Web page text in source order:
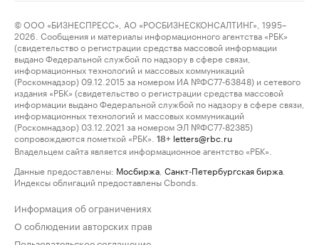
© ООО «БИЗНЕСПРЕСС», АО «РОСБИЗНЕСКОНСАЛТИНГ», 1995–
2026. Сообщения и материалы информационного агентства «РБК»
(свидетельство о регистрации средства массовой информации
выдано Федеральной службой по надзору в сфере связи,
информационных технологий и массовых коммуникаций
(Роскомнадзор) 09.12.2015 за номером ИА №ФС77-63848) и сетевого
издания «РБК» (свидетельство о регистрации средства массовой
информации выдано Федеральной службой по надзору в сфере связи,
информационных технологий и массовых коммуникаций
(Роскомнадзор) 03.12.2021 за номером ЭЛ №ФС77-82385)
сопровождаются пометкой «РБК».
18+ letters@rbc.ru
Владельцем сайта является информационное агентство «РБК».
Данные предоставлены: Мосбиржа Санкт-Петербургская биржа
Индексы облигаций предоставлены Cbonds.
Информация об ограничениях
О соблюдении авторских прав